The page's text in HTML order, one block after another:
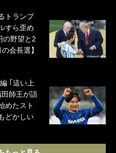
トランプ
すら歪め
の野望と2
会長選】
｢這い上
師王が語
めたスト
どかしい